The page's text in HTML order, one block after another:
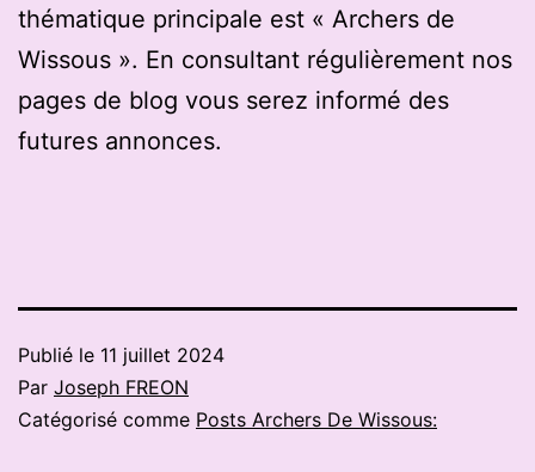
thématique principale est « Archers de
Wissous ». En consultant régulièrement nos
pages de blog vous serez informé des
futures annonces.
Publié le 11 juillet 2024
Par Joseph FREON
Catégorisé comme Posts Archers De Wissous: